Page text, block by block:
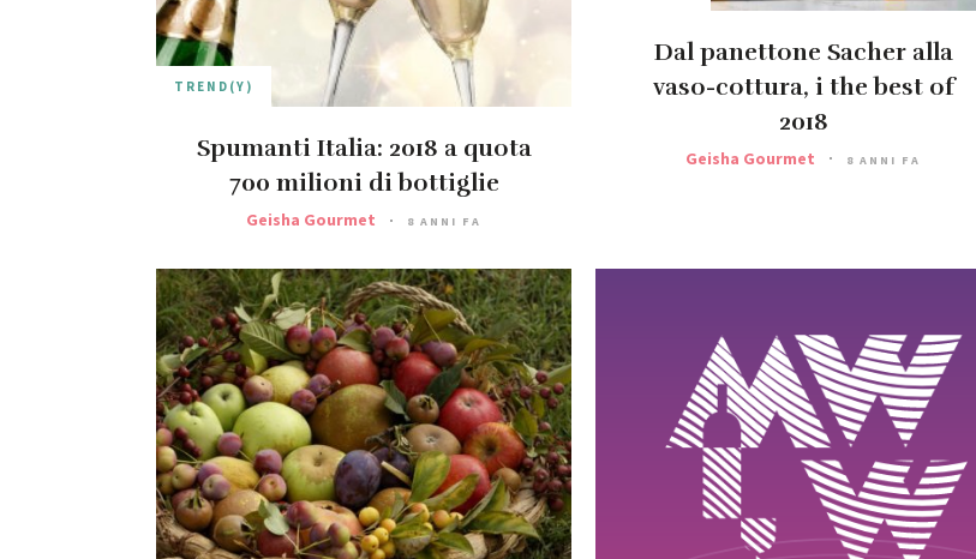
TREND(Y)
Spumanti Italia: 2018 a quota
700 milioni di bottiglie
Geisha Gourmet 8 ANNI FA
Dal panettone Sacher alla
vaso-cottura, i the best of
2018
Geisha Gourmet 8 ANNI FA